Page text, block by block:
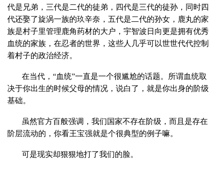
代是兄弟，三代是二代的徒弟，四代是三代的徒孙，同时四
代还娶了旋涡一族的玖辛奈，五代是二代的孙女，鹿丸的家
族是村子里管理鹿角药材的大户，宇智波日向更是拥有优秀
血统的家族，在忍者的世界，这些人几乎可以世世代代控制
着村子的政治经济。
在当代，“血统”一直是一个很尴尬的话题。所谓血统取
决于你出生的时候父母的情况，说白了，就是你出身的阶级
基础。
虽然官方百般强调，我们国家不存在阶级，而且是存在
阶层流动的，你看王宝强就是个很典型的例子嘛。
可是现实却狠狠地打了我们的脸。